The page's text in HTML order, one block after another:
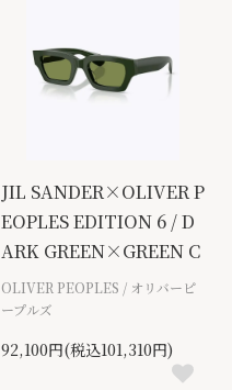
JIL SANDER×OLIVER P
EOPLES EDITION 6 / D
ARK GREEN×GREEN C
OLIVER PEOPLES / オリバーピ
ープルズ
92,100円(税込101,310円)